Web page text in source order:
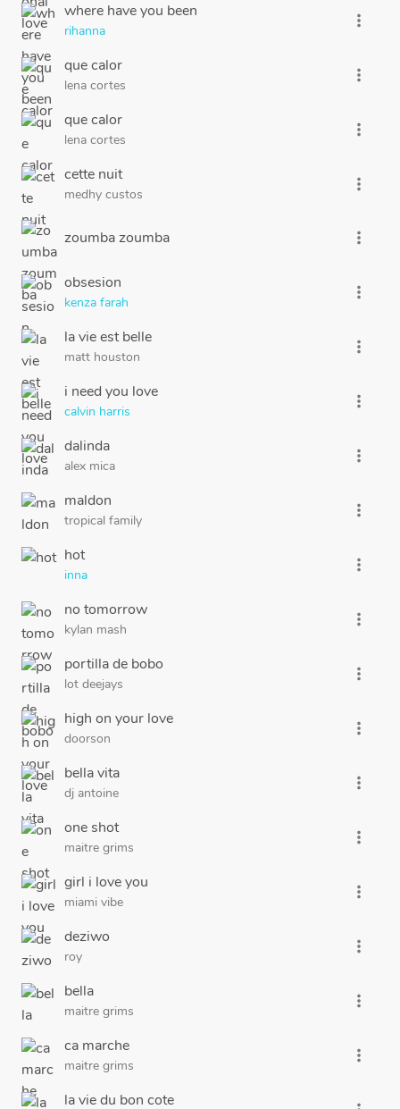
where have you been
rihanna
more_vert
que calor
lena cortes
more_vert
que calor
lena cortes
more_vert
cette nuit
medhy custos
more_vert
zoumba zoumba more_vert
obsesion
kenza farah
more_vert
la vie est belle
matt houston
more_vert
i need you love
calvin harris
more_vert
dalinda
alex mica
more_vert
maldon
tropical family
more_vert
hot
inna
more_vert
no tomorrow
kylan mash
more_vert
portilla de bobo
lot deejays
more_vert
high on your love
doorson
more_vert
bella vita
dj antoine
more_vert
one shot
maitre grims
more_vert
girl i love you
miami vibe
more_vert
deziwo
roy
more_vert
bella
maitre grims
more_vert
ca marche
maitre grims
more_vert
la vie du bon cote